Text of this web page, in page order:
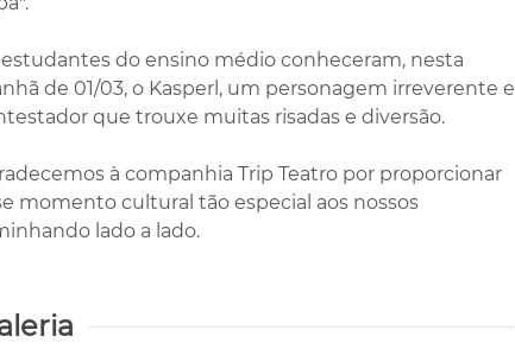
estudantes do ensino médio conheceram, nesta
de 01/03, o Kasperl, um personagem irreverente e
que trouxe muitas risadas e diversão.
à companhia Trip Teatro por proporcionar
momento cultural tão especial aos nossos
lado a lado.